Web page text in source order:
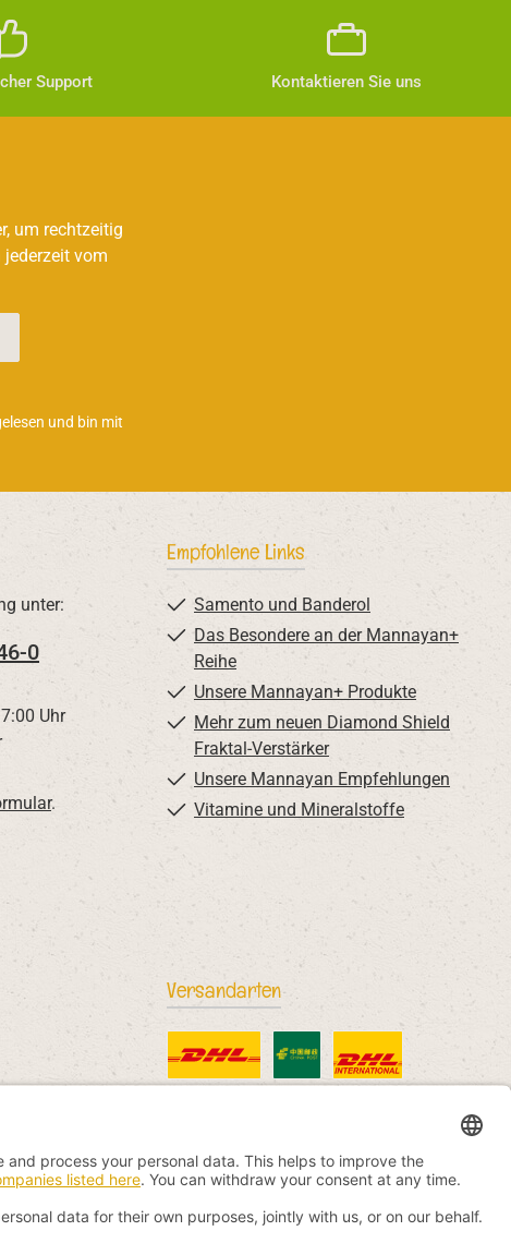
Support Kontaktieren Sie uns
um rechtzeitig
vom
und bin mit
unter:
0
Uhr
.
Empfohlene Links
Samento und Banderol
Das Besondere an der Mannayan+
Reihe
Unsere Mannayan+ Produkte
Mehr zum neuen Diamond Shield
Fraktal-Verstärker
Unsere Mannayan Empfehlungen
Vitamine und Mineralstoffe
Versandarten
DHL StandardChina PostDHL International